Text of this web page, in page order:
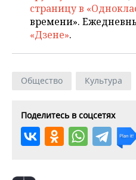
страницу в
времени».
«Дзене».
Общество Культура
Поделитесь в соцсетях